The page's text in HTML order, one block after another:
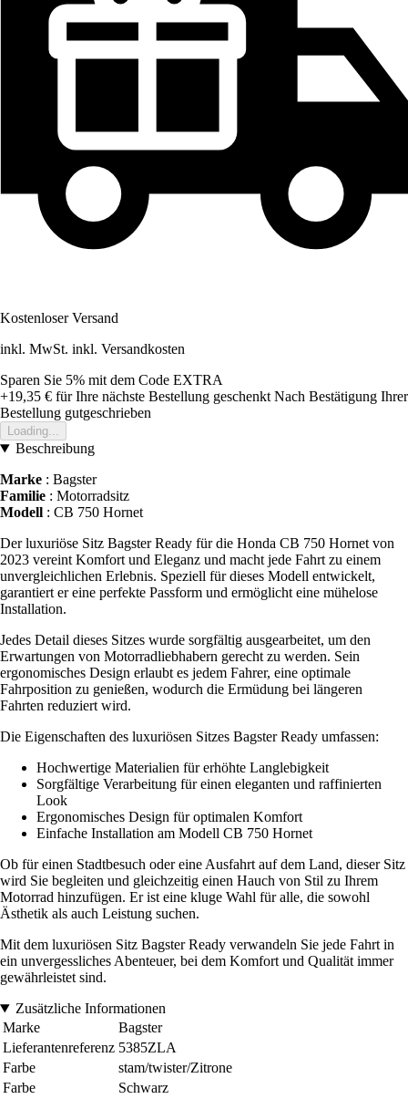
Kostenloser Versand
inkl. MwSt. inkl. Versandkosten
Sparen Sie 5% mit dem Code EXTRA
+19,35 € für Ihre nächste Bestellung geschenkt Nach Bestätigung Ihrer
Bestellung gutgeschrieben
Loading...
Beschreibung
Marke : Bagster
Familie : Motorradsitz
Modell : CB 750 Hornet
Der luxuriöse Sitz Bagster Ready für die Honda CB 750 Hornet von
2023 vereint Komfort und Eleganz und macht jede Fahrt zu einem
unvergleichlichen Erlebnis. Speziell für dieses Modell entwickelt,
garantiert er eine perfekte Passform und ermöglicht eine mühelose
Installation.
Jedes Detail dieses Sitzes wurde sorgfältig ausgearbeitet, um den
Erwartungen von Motorradliebhabern gerecht zu werden. Sein
ergonomisches Design erlaubt es jedem Fahrer, eine optimale
Fahrposition zu genießen, wodurch die Ermüdung bei längeren
Fahrten reduziert wird.
Die Eigenschaften des luxuriösen Sitzes Bagster Ready umfassen:
Hochwertige Materialien für erhöhte Langlebigkeit
Sorgfältige Verarbeitung für einen eleganten und raffinierten
Look
Ergonomisches Design für optimalen Komfort
Einfache Installation am Modell CB 750 Hornet
Ob für einen Stadtbesuch oder eine Ausfahrt auf dem Land, dieser Sitz
wird Sie begleiten und gleichzeitig einen Hauch von Stil zu Ihrem
Motorrad hinzufügen. Er ist eine kluge Wahl für alle, die sowohl
Ästhetik als auch Leistung suchen.
Mit dem luxuriösen Sitz Bagster Ready verwandeln Sie jede Fahrt in
ein unvergessliches Abenteuer, bei dem Komfort und Qualität immer
gewährleistet sind.
Zusätzliche Informationen
Marke
Bagster
Lieferantenreferenz 5385ZLA
Farbe
stam/twister/Zitrone
Farbe
Schwarz